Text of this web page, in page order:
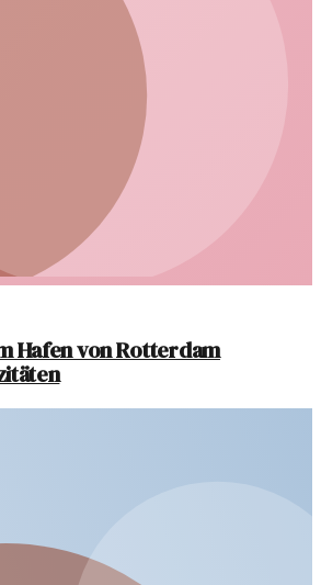
Hafen von Rotterdam